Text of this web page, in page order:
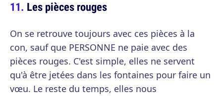
Les pièces rouges
On se retrouve toujours avec ces pièces à la
con, sauf que PERSONNE ne paie avec des
pièces rouges. C'est simple, elles ne servent
qu'à être jetées dans les fontaines pour faire un
vœu. Le reste du temps, elles nous